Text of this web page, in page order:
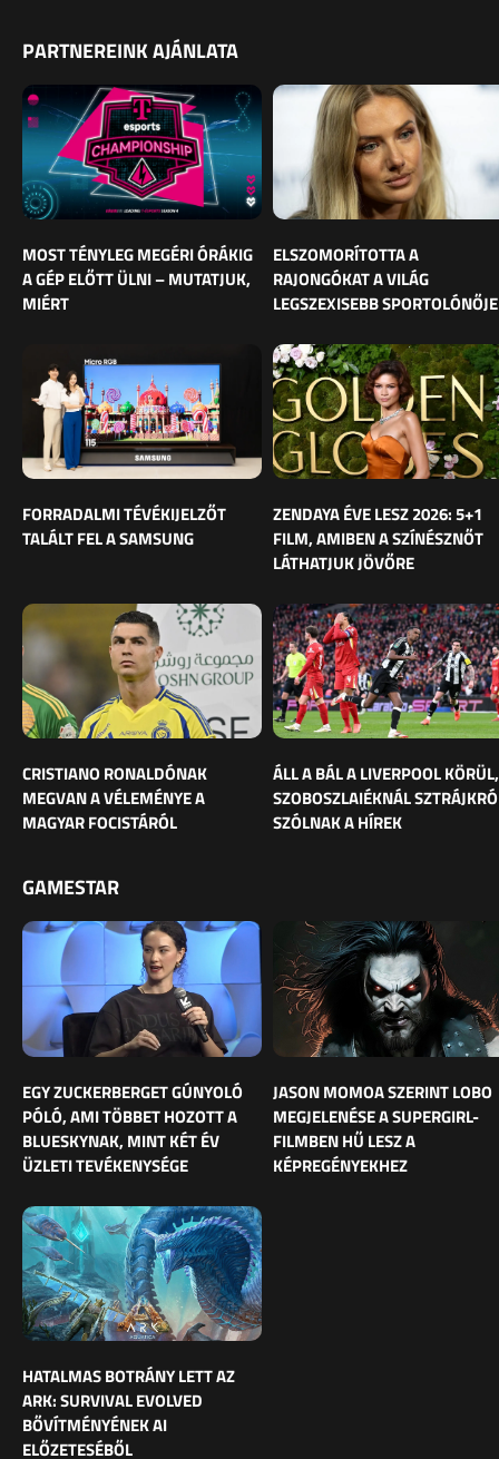
PARTNEREINK AJÁNLATA
MOST TÉNYLEG MEGÉRI ÓRÁKIG
A GÉP ELŐTT ÜLNI – MUTATJUK,
MIÉRT
ELSZOMORÍTOTTA A
RAJONGÓKAT A VILÁG
LEGSZEXISEBB SPORTOLÓNŐJE
FORRADALMI TÉVÉKIJELZŐT
TALÁLT FEL A SAMSUNG
ZENDAYA ÉVE LESZ 2026: 5+1
FILM, AMIBEN A SZÍNÉSZNŐT
LÁTHATJUK JÖVŐRE
CRISTIANO RONALDÓNAK
MEGVAN A VÉLEMÉNYE A
MAGYAR FOCISTÁRÓL
ÁLL A BÁL A LIVERPOOL KÖRÜL,
SZOBOSZLAIÉKNÁL
SZÓLNAK A HÍREK
GAMESTAR
EGY ZUCKERBERGET GÚNYOLÓ
PÓLÓ, AMI TÖBBET HOZOTT A
BLUESKYNAK, MINT KÉT ÉV
ÜZLETI TEVÉKENYSÉGE
JASON MOMOA SZERINT LOBO
MEGJELENÉSE A SUPERGIRL-
FILMBEN HŰ LESZ A
KÉPREGÉNYEKHEZ
HATALMAS BOTRÁNY LETT AZ
ARK: SURVIVAL EVOLVED
BŐVÍTMÉNYÉNEK AI
ELŐZETESÉBŐL